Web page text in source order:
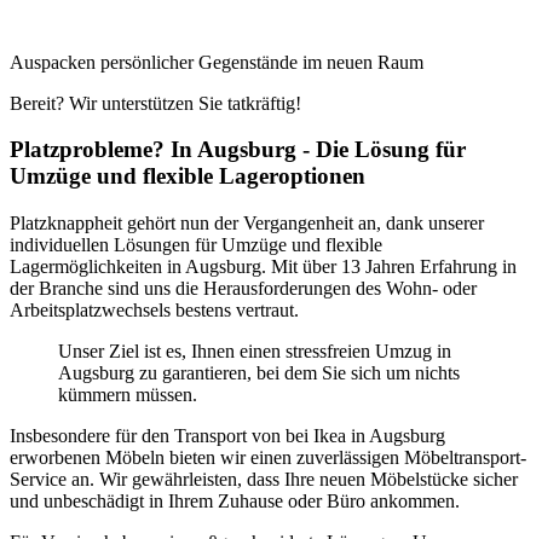
Auspacken persönlicher Gegenstände im neuen Raum
Bereit? Wir unterstützen Sie tatkräftig!
Platzprobleme? In Augsburg - Die Lösung für
Umzüge und flexible Lageroptionen
Platzknappheit gehört nun der Vergangenheit an, dank unserer
individuellen Lösungen für Umzüge und flexible
Lagermöglichkeiten in Augsburg. Mit über 13 Jahren Erfahrung in
der Branche sind uns die Herausforderungen des Wohn- oder
Arbeitsplatzwechsels bestens vertraut.
Unser Ziel ist es, Ihnen einen stressfreien Umzug in
Augsburg zu garantieren, bei dem Sie sich um nichts
kümmern müssen.
Insbesondere für den Transport von bei Ikea in Augsburg
erworbenen Möbeln bieten wir einen zuverlässigen Möbeltransport-
Service an. Wir gewährleisten, dass Ihre neuen Möbelstücke sicher
und unbeschädigt in Ihrem Zuhause oder Büro ankommen.